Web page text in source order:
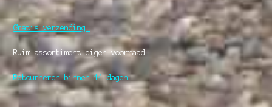
Gratis verzending.
Ruim assortiment eigen voorraad.
Retourneren binnen 14 dagen.